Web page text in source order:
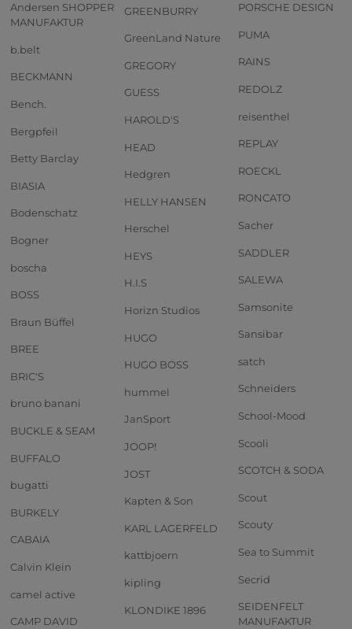
Andersen SHOPPER
MANUFAKTUR
b.belt
BECKMANN
Bench.
Bergpfeil
Betty Barclay
BIASIA
Bodenschatz
Bogner
boscha
BOSS
Braun Büffel
BREE
BRIC'S
bruno banani
BUCKLE & SEAM
BUFFALO
bugatti
BURKELY
CABAIA
Calvin Klein
camel active
CAMP DAVID
GREENBURRY
GreenLand Nature
GREGORY
GUESS
HAROLD'S
HEAD
Hedgren
HELLY HANSEN
Herschel
HEYS
H.I.S
Horizn Studios
HUGO
HUGO BOSS
hummel
JanSport
JOOP!
JOST
Kapten & Son
KARL LAGERFELD
kattbjoern
kipling
KLONDIKE 1896
PORSCHE DESIGN
PUMA
RAINS
REDOLZ
reisenthel
REPLAY
ROECKL
RONCATO
Sacher
SADDLER
SALEWA
Samsonite
Sansibar
satch
Schneiders
School-Mood
Scooli
SCOTCH & SODA
Scout
Scouty
Sea to Summit
Secrid
SEIDENFELT
MANUFAKTUR